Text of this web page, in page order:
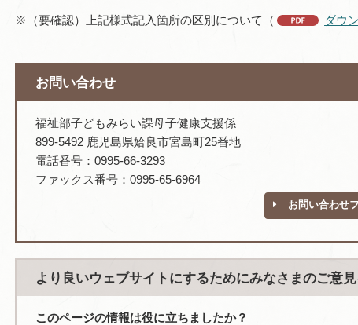
※（要確認）上記様式記入箇所の区別について（ ダウ
お問い合わせ
福祉部子どもみらい課母子健康支援係
899-5492 鹿児島県姶良市宮島町25番地
電話番号：0995-66-3293
ファックス番号：0995-65-6964
お問い合わせ
より良いウェブサイトにするためにみなさまのご意
このページの情報は役に立ちましたか？